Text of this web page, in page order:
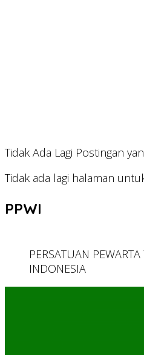
Tidak Ada Lagi Postingan
Tidak ada lagi halaman
PPWI
PERSATUAN
INDONESIA